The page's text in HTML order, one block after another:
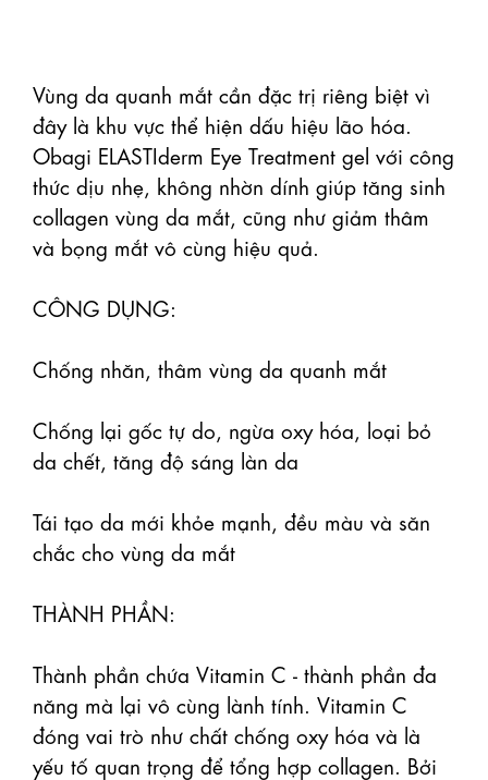
Vùng da quanh mắt cần đặc trị riêng biệt vì
đây là khu vực thể hiện dấu hiệu lão hóa.
Obagi ELASTIderm Eye Treatment gel với công
thức dịu nhẹ, không nhờn dính giúp tăng sinh
collagen vùng da mắt, cũng như giảm thâm
và bọng mắt vô cùng hiệu quả.
CÔNG DỤNG:
Chống nhăn, thâm vùng da quanh mắt
Chống lại gốc tự do, ngừa oxy hóa, loại bỏ
da chết, tăng độ sáng làn da
Tái tạo da mới khỏe mạnh, đều màu và săn
chắc cho vùng da mắt
THÀNH PHẦN:
Thành phần chứa Vitamin C - thành phần đa
năng mà lại vô cùng lành tính. Vitamin C
đóng vai trò như chất chống oxy hóa và là
yếu tố quan trọng để tổng hợp collagen. Bởi